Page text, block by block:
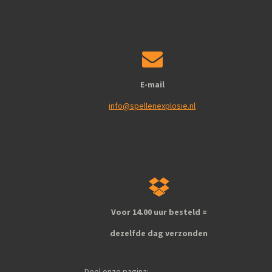
E-mail
info@spellenexplosie.nl
Voor 14.00 uur besteld =
dezelfde dag verzonden